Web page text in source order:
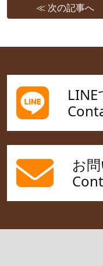
≪ 次の記事へ
お